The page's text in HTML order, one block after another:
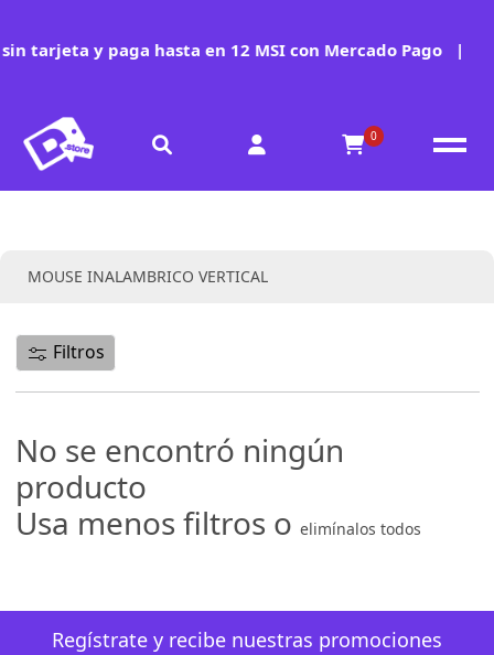
tarjeta y paga hasta en 12 MSI con Mercado Pago |
0
Colección:
MOUSE INALAMBRICO VERTICAL
Filtros
No se encontró ningún
producto
Usa menos filtros o elimínalos todos
Regístrate y recibe nuestras promociones